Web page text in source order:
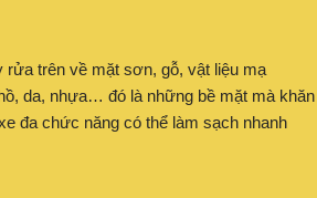
rửa trên về mặt sơn, gỗ, vật liệu mạ
da, nhựa… đó là những bề mặt mà khăn
đa chức năng có thể làm sạch nhanh